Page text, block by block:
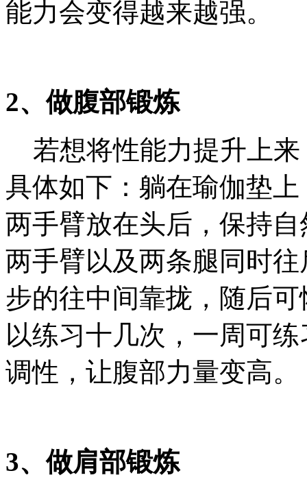
能力会变得越来越强。
2、做腹部锻炼
若想将性能力提升上来
具体如下：躺在瑜伽垫
两手臂放在头后，保持
两手臂以及两条腿同时
步的往中间靠拢，随后
以练习十几次，一周可
调性，让腹部力量变高。
3、做肩部锻炼